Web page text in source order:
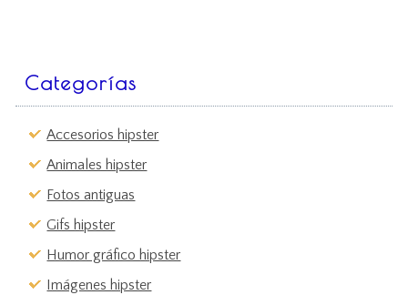
Categorías
Accesorios hipster
Animales hipster
Fotos antiguas
Gifs hipster
Humor gráfico hipster
Imágenes hipster